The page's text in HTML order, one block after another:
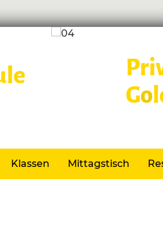
Go
Klassen Mittagstisch